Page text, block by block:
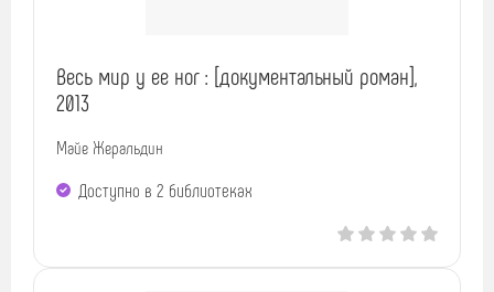
Весь мир у ее ног : [документальный роман],
2013
Майе Жеральдин
Доступно в 2 библиотеках